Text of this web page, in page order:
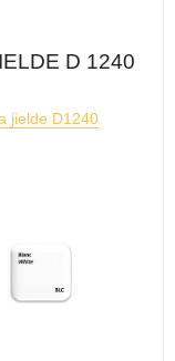
D 1240
jielde D1240